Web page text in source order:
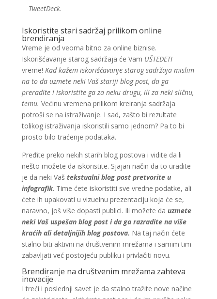
TweetDeck.
Iskoristite stari sadržaj prilikom online
brendiranja
Vreme je od veoma bitno za online biznise.
Iskorišćavanje starog sadržaja će Vam UŠTEDETI
vreme! Kad kažem iskorišćavanje starog sadržaja mislim
na to da uzmete neki Vaš stariji blog post, da ga
preradite i iskoristite ga za neku drugu, ili za neki sličnu,
temu. Većinu vremena prilikom kreiranja sadržaja
potroši se na istraživanje. I sad, zašto bi rezultate
tolikog istraživanja iskoristili samo jednom? Pa to bi
prosto bilo traćenje podataka.
Pređite preko nekih starih blog postova i vidite da li
nešto možete da iskoristite. Sjajan način da to uradite
je da neki Vaš tekstualni blog post pretvorite u
infografik. Time ćete iskoristiti sve vredne podatke, ali
ćete ih upakovati u vizuelnu prezentaciju koja će se,
naravno, još više dopasti publici. Ili možete da uzmete
neki Vaš uspešan blog post i da ga razradite na više
kraćih ali detaljnijih blog postova. Na taj način ćete
stalno biti aktivni na društvenim mrežama i samim tim
zabavljati već postojeću publiku i privlačiti novu.
Brendiranje na društvenim mrežama zahteva
inovacije
I treći i poslednji savet je da stalno tražite nove načine